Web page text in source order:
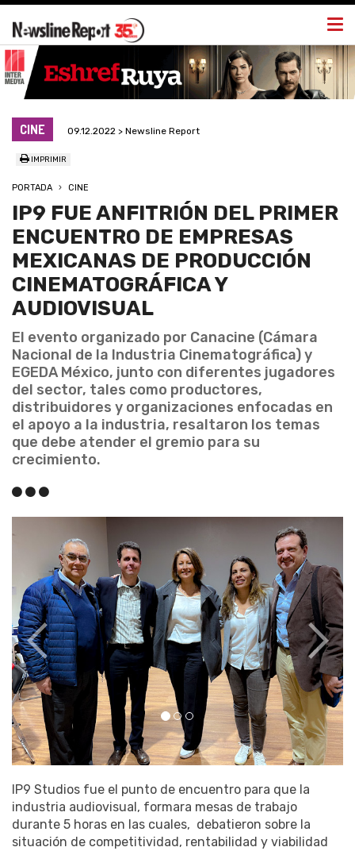
CINE 09.12.2022 > Newsline Report
IMPRIMIR
PORTADA CINE
IP9 FUE ANFITRIÓN DEL PRIMER
ENCUENTRO DE EMPRESAS
MEXICANAS DE PRODUCCIÓN
CINEMATOGRÁFICA Y
AUDIOVISUAL
El evento organizado por Canacine (Cámara
Nacional de la Industria Cinematográfica) y
EGEDA México, junto con diferentes jugadores
del sector, tales como productores,
distribuidores y organizaciones enfocadas en
el apoyo a la industria, resaltaron los temas
que debe atender el gremio para su
crecimiento.
IP9 Studios fue el punto de encuentro para que la
industria audiovisual, formara mesas de trabajo
durante 5 horas en las cuales, debatieron sobre la
situación de competitividad, rentabilidad y viabilidad